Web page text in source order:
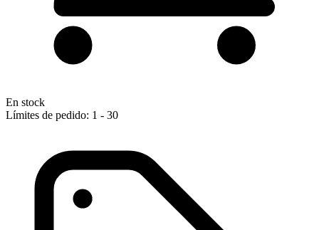
En stock
Límites de pedido: 1 - 30